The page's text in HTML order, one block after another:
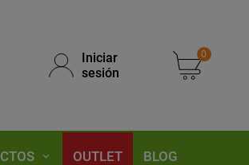
Iniciar
sesión
0
OUTLET BLOG